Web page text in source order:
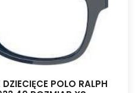
POLO RALPH